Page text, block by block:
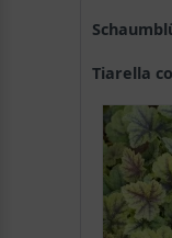
Tiarella